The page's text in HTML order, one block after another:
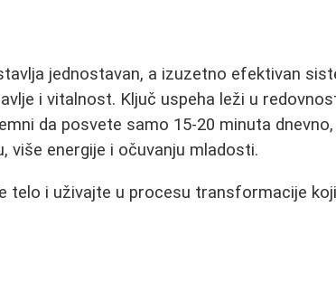
jednostavan, a izuzetno efektivan
i vitalnost. Ključ uspeha leži u
da posvete samo 15-20 minuta
više energije i očuvanju mladosti.
telo i uživajte u procesu transformacije